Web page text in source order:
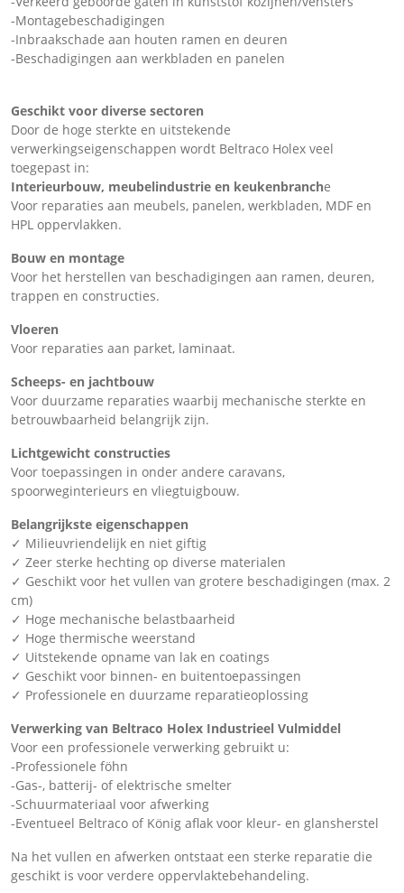
-Montagebeschadigingen
-Inbraakschade aan houten ramen en deuren
-Beschadigingen aan werkbladen en panelen
Geschikt voor diverse sectoren
Door de hoge sterkte en uitstekende
verwerkingseigenschappen wordt Beltraco Holex veel
toegepast in:
Interieurbouw, meubelindustrie en keukenbranche
Voor reparaties aan meubels, panelen, werkbladen, MDF en
HPL oppervlakken.
Bouw en montage
Voor het herstellen van beschadigingen aan ramen, deuren,
trappen en constructies.
Vloeren
Voor reparaties aan parket, laminaat.
Scheeps- en jachtbouw
Voor duurzame reparaties waarbij mechanische sterkte en
betrouwbaarheid belangrijk zijn.
Lichtgewicht constructies
Voor toepassingen in onder andere caravans,
spoorweginterieurs en vliegtuigbouw.
Belangrijkste eigenschappen
✓ Milieuvriendelijk en niet giftig
✓ Zeer sterke hechting op diverse materialen
✓ Geschikt voor het vullen van grotere beschadigingen (max. 2
cm)
✓ Hoge mechanische belastbaarheid
✓ Hoge thermische weerstand
✓ Uitstekende opname van lak en coatings
✓ Geschikt voor binnen- en buitentoepassingen
✓ Professionele en duurzame reparatieoplossing
Verwerking van Beltraco Holex Industrieel Vulmiddel
Voor een professionele verwerking gebruikt u:
-Professionele föhn
-Gas-, batterij- of elektrische smelter
-Schuurmateriaal voor afwerking
-Eventueel Beltraco of König aflak voor kleur- en glansherstel
Na het vullen en afwerken ontstaat een sterke reparatie die
geschikt is voor verdere oppervlaktebehandeling.